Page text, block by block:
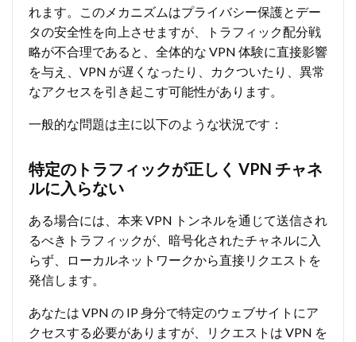
れます。このメカニズムはプライバシー保護とデー
タの安全性を向上させますが、トラフィック配分戦
略が不合理であると、全体的な VPN 体験に直接影響
を与え、VPN が遅くなったり、カクついたり、異常
なアクセスを引き起こす可能性があります。
一般的な問題は主に以下のような状況です：
特定のトラフィックが正しく VPN チャネ
ルに入らない
ある場合には、本来 VPN トンネルを通じて送信され
るべきトラフィックが、暗号化されたチャネルに入
らず、ローカルネットワークから直接リクエストを
発信します。
あなたは VPN の IP 身分で特定のウェブサイトにア
クセスする必要がありますが、リクエストは VPN を